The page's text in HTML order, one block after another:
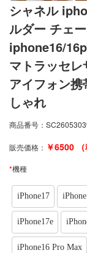
シャネル
ルダー チェ
iphone16/
マトラッセ
アイフォン
しゃれ
商品番号：
販売価格： ￥6500
*機種
iPhone17
iPhone17e
iPhone16 Pro Max